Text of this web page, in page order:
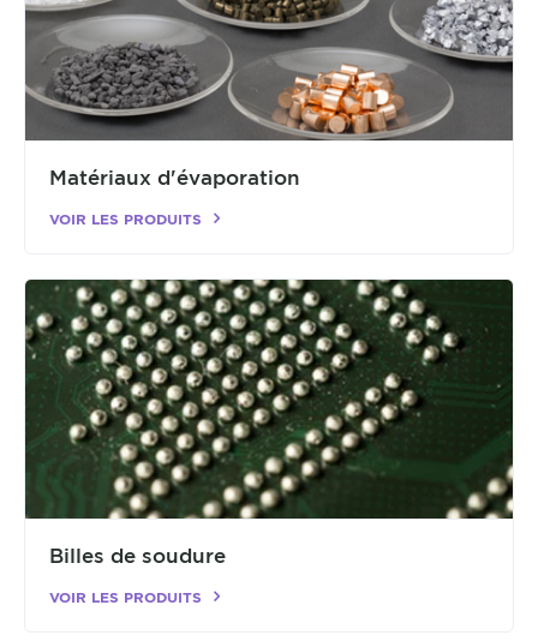
Matériaux d'évaporation
VOIR LES PRODUITS
Billes de soudure
VOIR LES PRODUITS